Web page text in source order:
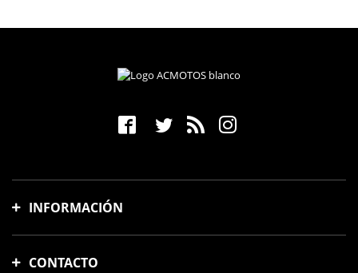
INFORMACIÓN
Formas de pago
CONTACTO